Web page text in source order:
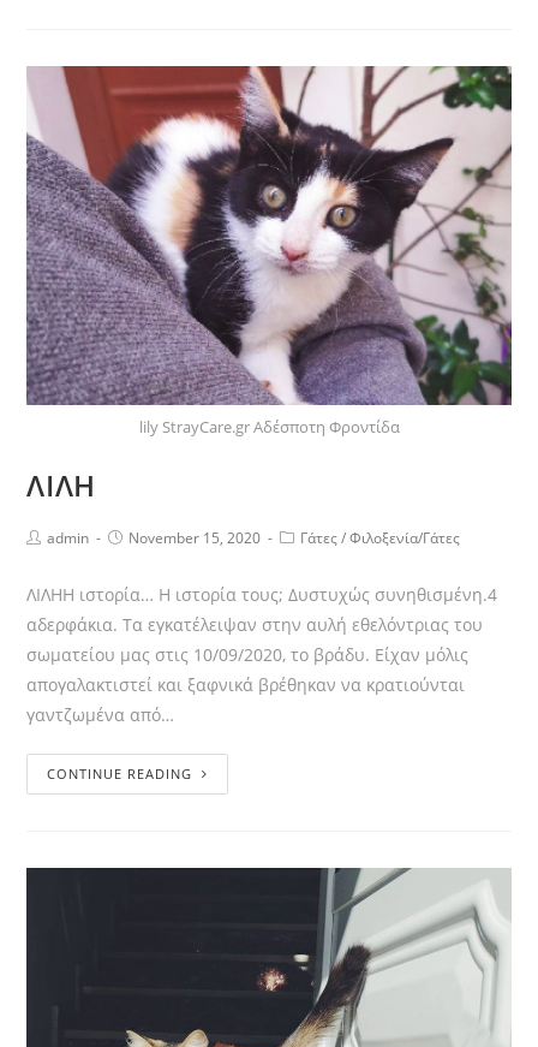
lily StrayCare.gr Αδέσποτη Φροντίδα
ΛΙΛΗ
admin November 15, 2020 Γάτες/Φιλοξενία/Γάτες
ΛΙΛΗΗ ιστορία… Η ιστορία τους; Δυστυχώς συνηθισμένη.4
αδερφάκια. Τα εγκατέλειψαν στην αυλή εθελόντριας του
σωματείου μας στις 10/09/2020, το βράδυ. Είχαν μόλις
απογαλακτιστεί και ξαφνικά βρέθηκαν να κρατιούνται
γαντζωμένα από…
CONTINUE READING